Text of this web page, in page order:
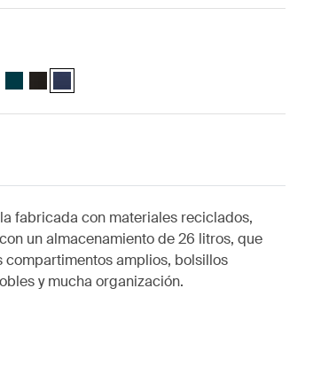
Recycled Backpack Navy Blue
Uplink Recycled Backpack Boulder Beige
Logic Uplink Recycled Backpack Raw Copper
Case Logic Uplink Recycled Backpack Deep Teal
Case Logic Uplink Recycled Backpack Negro
Case Logic Uplink Recycled Backpack Azul
fabricada con materiales reciclados,
un almacenamiento de 26 litros, que
compartimentos amplios, bolsillos
y mucha organización.